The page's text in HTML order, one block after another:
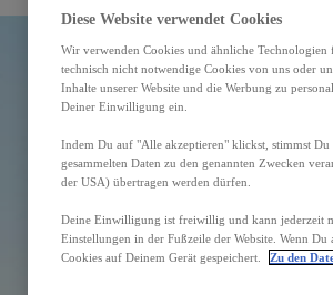
Diese Website verwendet Cookies
Wir verwenden Cookies und ähnliche
technisch nicht notwendige Cookies von uns oder
Inhalte unserer Website und die Werbung zu
Deiner Einwilligung ein.
Indem Du auf "Alle akzeptieren" klickst, stimmst Du
gesammelten Daten zu den genannten Zwecken
der USA) übertragen werden dürfen.
Deine Einwilligung ist freiwillig und kann jederzeit
Einstellungen in der Fußzeile der Website. Wenn
Cookies auf Deinem Gerät gespeichert.
Zu den